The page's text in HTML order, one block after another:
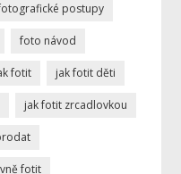
postupy
foto návod
fotit jak fotit děti
jak fotit zrcadlovkou
fotit